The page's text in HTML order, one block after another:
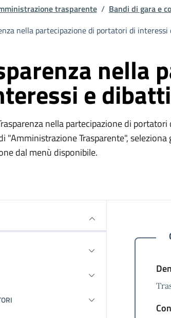
trasparente / Bandi di gara e
nella partecipazione di portatori di
nella
e
nella partecipazione di
"Amministrazione Trasparente", seleziona
dal menù disponibile.